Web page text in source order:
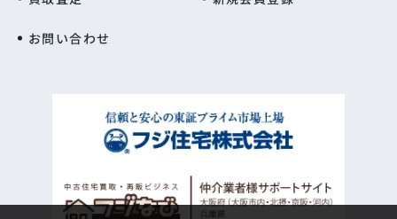
お問い合わせ